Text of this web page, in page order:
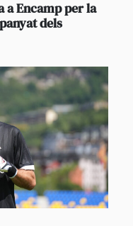
a Encamp per la
dels